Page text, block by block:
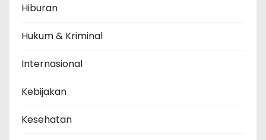
Hiburan
Hukum & Kriminal
Internasional
Kebijakan
Kesehatan